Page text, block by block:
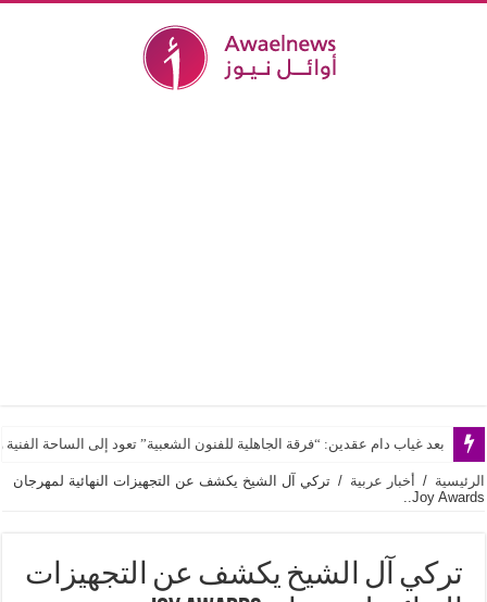
بعد غياب دام عقدين: “فرقة الجاهلية للفنون الشعبية” تعود إلى الساحة الفنية
الرئيسية / أخبار عربية / تركي آل الشيخ يكشف عن التجهيزات النهائية لمهرجان
Joy Awards..
تركي آل الشيخ يكشف عن التجهيزات